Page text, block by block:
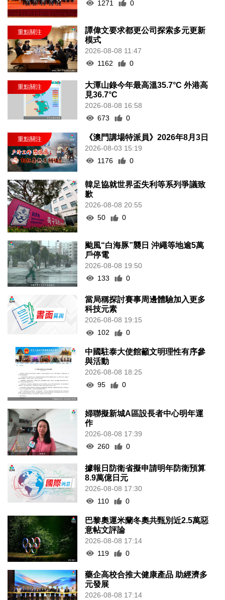
1271 0
譚偉文要求都更公司探索多元更新
模式
2026-08-08 11:47
1162
0
大潭山錄今年最高溫35.7°C 外港高
見36.7°C
2026-08-08 16:58
673
0
《澳門講場特派員》2026年8月3日
2026-08-03 15:19
1176
0
韓足協就世界盃失利等系列爭議致
歉
2026-08-08 20:55
50
0
颱風“白海豚”襲日 沖繩等地逾5萬
戶停電
2026-08-08 19:50
133
0
當局稱探討賽事周邊體驗加入更多
科技元素
2026-08-08 19:15
102
0
中國駐泰大使館籲文明理性有序參
與活動
2026-08-08 18:25
95
0
婦聯擬新城A區設長者中心明年運
作
2026-08-08 17:39
260
0
據報日防衛省擬申請明年防衛預算
8.9萬億日元
2026-08-08 17:30
110
0
巴黎奧運米蘭冬奧共甄別近2.5萬惡
意帖文評論
2026-08-08 17:14
119
0
藥企高校合推大健康產品 助經濟多
元發展
2026-08-08 17:14